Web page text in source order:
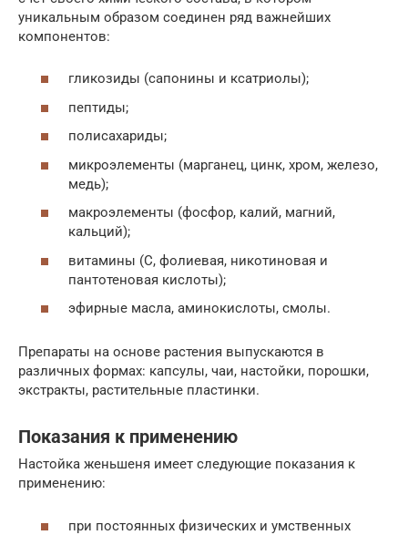
уникальным образом соединен ряд важнейших
компонентов:
гликозиды (сапонины и ксатриолы);
пептиды;
полисахариды;
микроэлементы (марганец, цинк, хром, железо,
медь);
макроэлементы (фосфор, калий, магний,
кальций);
витамины (C, фолиевая, никотиновая и
пантотеновая кислоты);
эфирные масла, аминокислоты, смолы.
Препараты на основе растения выпускаются в
различных формах: капсулы, чаи, настойки, порошки,
экстракты, растительные пластинки.
Показания к применению
Настойка женьшеня имеет следующие показания к
применению:
при постоянных физических и умственных